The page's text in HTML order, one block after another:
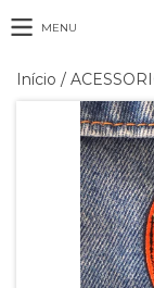
MENU
Início /